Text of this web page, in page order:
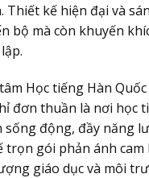
Thiết kế hiện đại và
bộ mà còn khuyến
Học tiếng Hàn Quốc
đơn thuần là nơi học
sống động, đầy năng
trọn gói phản ánh
giáo dục và môi